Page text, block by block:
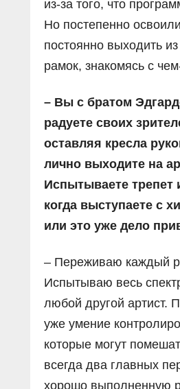
из-за того, что
Но постепенно
постоянно выходить
рамок, знакомясь с
– Вы с братом
радуете своих
оставляя кресла
лично выходите на
Испытываете трепет
когда выступаете с
или это уже дело
– Переживаю каждый
Испытываю весь
любой другой артист.
уже умение
которые могут
всегда два главных
хорошо выполненную